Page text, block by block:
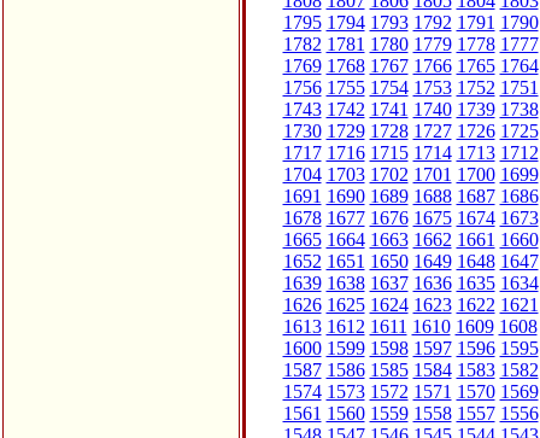
1795 1794 1793 1792 1791 1790
1782 1781 1780 1779 1778 1777
1769 1768 1767 1766 1765 1764
1756 1755 1754 1753 1752 1751
1743 1742 1741 1740 1739 1738
1730 1729 1728 1727 1726 1725
1717 1716 1715 1714 1713 1712
1704 1703 1702 1701 1700 1699
1691 1690 1689 1688 1687 1686
1678 1677 1676 1675 1674 1673
1665 1664 1663 1662 1661 1660
1652 1651 1650 1649 1648 1647
1639 1638 1637 1636 1635 1634
1626 1625 1624 1623 1622 1621
1613 1612 1611 1610 1609 1608
1600 1599 1598 1597 1596 1595
1587 1586 1585 1584 1583 1582
1574 1573 1572 1571 1570 1569
1561 1560 1559 1558 1557 1556